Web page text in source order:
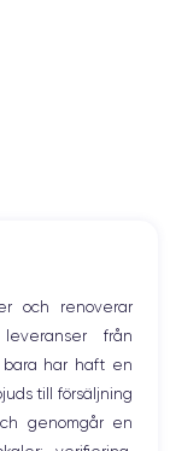
och renoverar
från
bara har haft en
till försäljning
genomgår en